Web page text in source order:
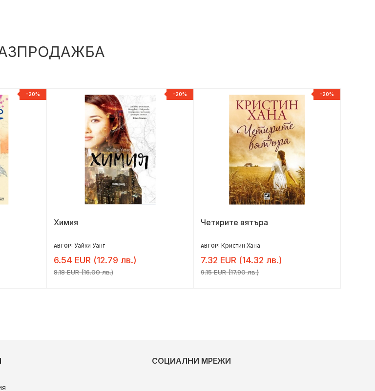
-20% -20%
Химия
АВТОР: Уайки Уанг
6.54 EUR (12.79 лв.)
8.18 EUR (16.00 лв.)
-20%
Четирите вятъра
АВТОР: Кристин Хана
7.32 EUR (14.32 лв.)
9.15 EUR (17.90 лв.)
СОЦИАЛНИ МРЕЖИ